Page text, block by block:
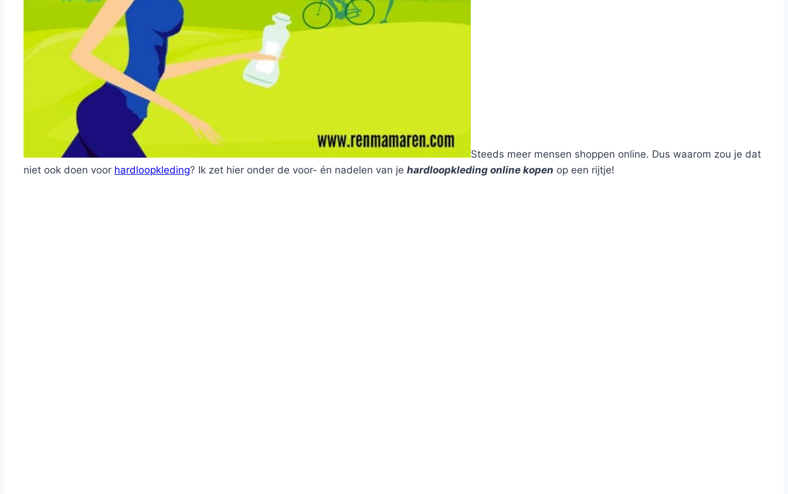
Steeds meer mensen shoppen online. Dus waarom zou je dat
niet ook doen voor hardloopkleding? Ik zet hier onder de voor- én nadelen van je hardloopkleding online kopen op een rijtje!